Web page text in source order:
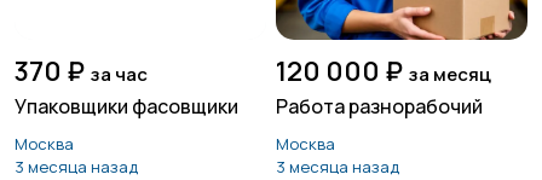
370 ₽ за час
Упаковщики фасовщики
Москва
3 месяца назад
120 000 ₽ за месяц
Работа разнорабочий
Москва
3 месяца назад